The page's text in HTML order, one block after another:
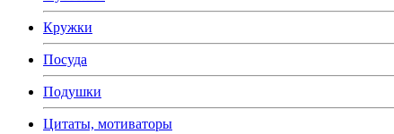
Кружки
Посуда
Подушки
Цитаты, мотиваторы